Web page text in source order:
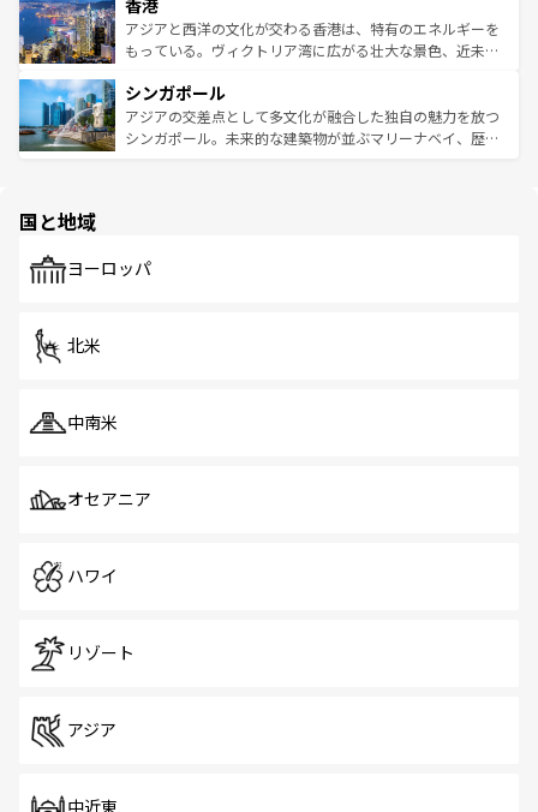
とつ。フォーやバインミー、ベトナムコーヒーなどは、ぜ
ひ現地で味わいたい。どの地域を訪れてもあたたかい人々
が旅行者を迎えてくれるので、きっと忘れられない旅にな
参照してほしい。
の活気が交差している。北部ではチェンマイなどの山岳地
帯で自然と触れ合い、南部ではプーケットやクラビの美し
いビーチでリゾート気分を楽しむことができる。タイ料理
激する。気候は一年中温暖で、どの季節にも異なる楽しみ
が待っている。親しみやすいタイの人々、仏教を中心とし
た文化、そして多様な観光資源が、訪れる旅人を魅了し続
香港
アジアと西洋の文化が交わる香港は、特有のエネルギーを
もっている。ヴィクトリア湾に広がる壮大な景色、近未来
み、どこを訪れても感動するはず。観光スポットが密集し
ており、効率よく見どころを回れるのも魅力。息をのむよ
うな絶景から文化的な体験まで、香港を存分に楽しみ尽く
シンガポール
アジアの交差点として多文化が融合した独自の魅力を放つ
シンガポール。未来的な建築物が並ぶマリーナベイ、歴史
で、ホーカーズは地元の風情を楽しめる外せないスポット
国と地域
ヨーロッパ
北米
中南米
オセアニア
ハワイ
リゾート
アジア
中近東